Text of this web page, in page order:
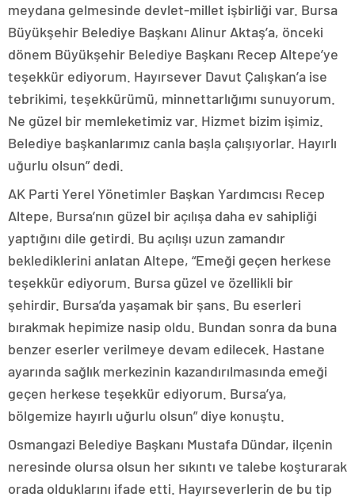
meydana gelmesinde devlet-millet işbirliği var. Bursa
Büyükşehir Belediye Başkanı Alinur Aktaş’a, önceki
dönem Büyükşehir Belediye Başkanı Recep Altepe’ye
teşekkür ediyorum. Hayırsever Davut Çalışkan’a ise
tebrikimi, teşekkürümü, minnettarlığımı sunuyorum.
Ne güzel bir memleketimiz var. Hizmet bizim işimiz.
Belediye başkanlarımız canla başla çalışıyorlar. Hayırlı
uğurlu olsun” dedi.
AK Parti Yerel Yönetimler Başkan Yardımcısı Recep
Altepe, Bursa’nın güzel bir açılışa daha ev sahipliği
yaptığını dile getirdi. Bu açılışı uzun zamandır
beklediklerini anlatan Altepe, “Emeği geçen herkese
teşekkür ediyorum. Bursa güzel ve özellikli bir
şehirdir. Bursa’da yaşamak bir şans. Bu eserleri
bırakmak hepimize nasip oldu. Bundan sonra da buna
benzer eserler verilmeye devam edilecek. Hastane
ayarında sağlık merkezinin kazandırılmasında emeği
geçen herkese teşekkür ediyorum. Bursa’ya,
bölgemize hayırlı uğurlu olsun” diye konuştu.
Osmangazi Belediye Başkanı Mustafa Dündar, ilçenin
neresinde olursa olsun her sıkıntı ve talebe koşturarak
orada olduklarını ifade etti. Hayırseverlerin de bu tip